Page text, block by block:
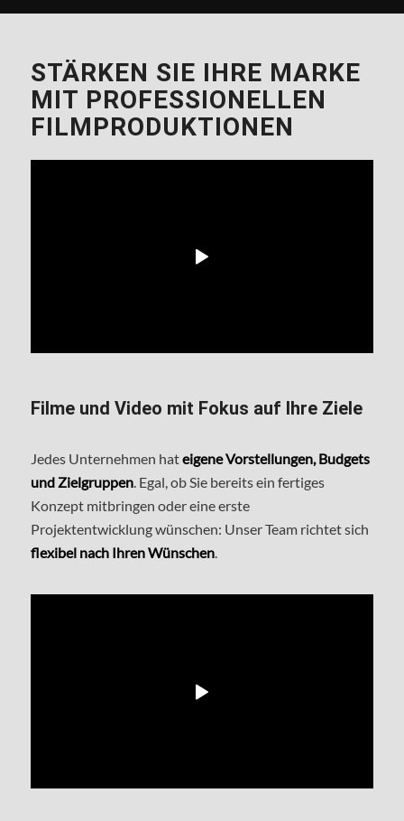
STÄRKEN SIE IHRE MARKE
MIT PROFESSIONELLEN
FILMPRODUKTIONEN
Filme und Video mit Fokus auf Ihre Ziele
Jedes Unternehmen hateigene Vorstellungen, Budgets
und Zielgruppen. Egal, ob Sie bereits ein fertiges
Konzept mitbringen oder eine erste
Projektentwicklung wünschen: Unser Team richtet sich
flexibel nach Ihren Wünschen.